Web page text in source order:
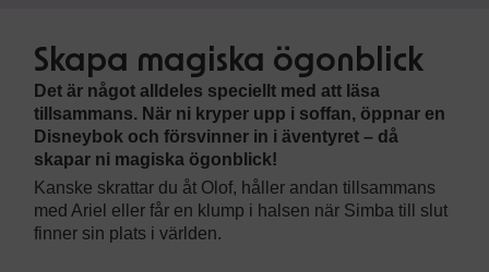
Skapa magiska ögonblick
Det är något alldeles speciellt med att läsa
tillsammans. När ni kryper upp i soffan, öppnar en
Disneybok och försvinner in i äventyret – då
skapar ni magiska ögonblick!
Kanske skrattar du åt Olof, håller andan tillsammans
med Ariel eller får en klump i halsen när Simba till slut
finner sin plats i världen.